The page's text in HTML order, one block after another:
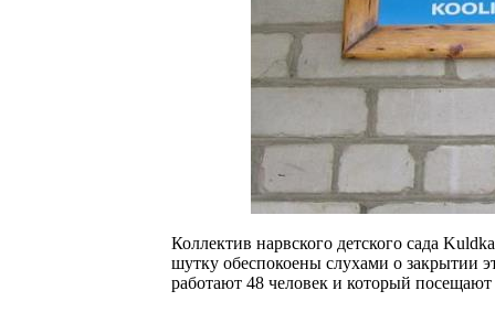
Коллектив нарвского детского сада
шутку обеспокоены слухами о закрытии
работают 48 человек и который